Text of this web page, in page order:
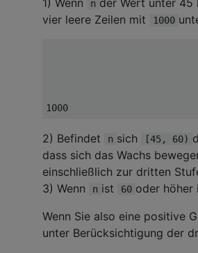
1) Wenn
n der Wert unter 45
vier leere Zeilen mit
1000
1000
2) Befindet n sich [45, 60)
dass sich das Wachs
einschließlich zur dritten
3) Wenn
n ist 60 oder höher
Wenn Sie also eine positive
unter Berücksichtigung der